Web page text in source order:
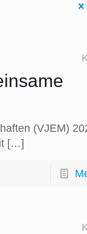
(VJEM)
[…]